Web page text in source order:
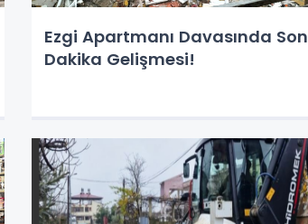
Ezgi Apartmanı Davasında Son
Dakika Gelişmesi!